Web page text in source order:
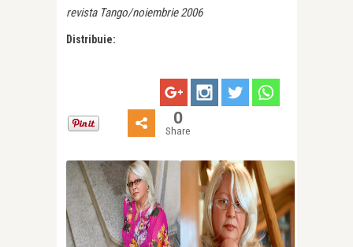
revista Tango/noiembrie 2006
Distribuie:
0
Share